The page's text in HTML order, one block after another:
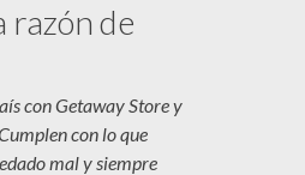
razón de
con Getaway Store y
con lo que
mal y siempre